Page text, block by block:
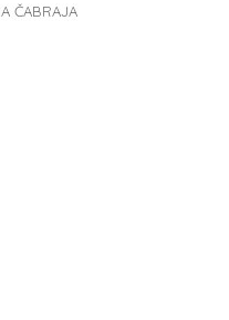
ČABRAJA